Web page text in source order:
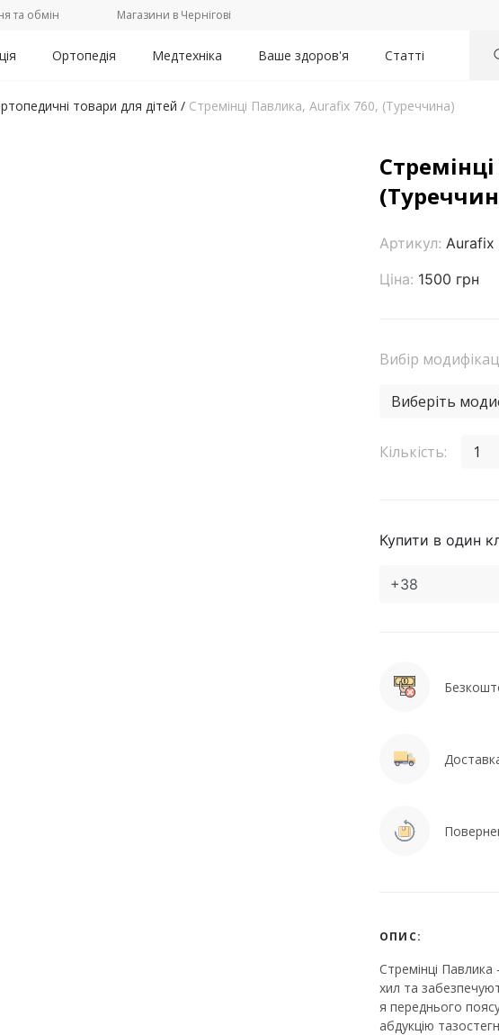
та обмін Магазини в Чернігові
Ортопедія Медтехніка Ваше здоров'я Статті
товари для дітей / Стремінці Павлика, Aurafix 760, (Туреччина)
Артикул: Aurafix
Ціна: 1500 грн
Вибір
Виберіть
Кількість: 1
Купити в один
ОПИС:
Стремінці
хил та
я переднього
абдукцію